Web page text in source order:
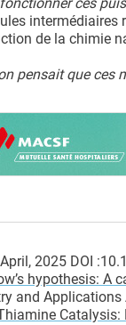
ces
intermédiaires
de la chimie
pensait que
2025 DOI
hypothesis: A
and